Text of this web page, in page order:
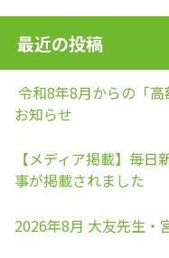
最近の投稿
令和8年8月からの「
お知らせ
【メディア掲載】毎
事が掲載されました
2026年8月 大友先生・